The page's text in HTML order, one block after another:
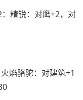
精锐：对鹰+2，对
焰骆驼：对建筑+1